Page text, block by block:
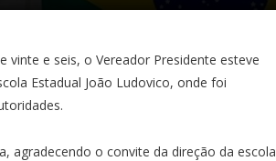
e seis, o Vereador Presidente esteve
Estadual João Ludovico, onde foi
agradecendo o convite da direção da escola